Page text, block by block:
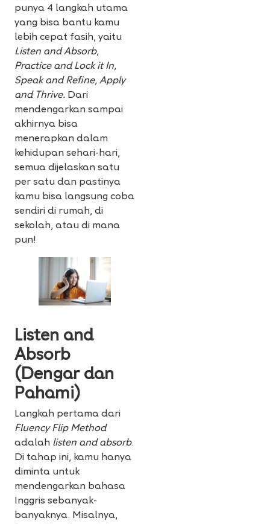
punya 4 langkah utama
yang bisa bantu kamu
lebih cepat fasih, yaitu
Listen and Absorb,
Practice and Lock it In,
Speak and Refine, Apply
and Thrive. Dari
mendengarkan sampai
akhirnya bisa
menerapkan dalam
kehidupan sehari-hari,
semua dijelaskan satu
per satu dan pastinya
kamu bisa langsung coba
sendiri di rumah, di
sekolah, atau di mana
pun!
Listen and
Absorb
(Dengar dan
Pahami)
Langkah pertama dari
Fluency Flip Method
adalah listen and absorb.
Di tahap ini, kamu hanya
diminta untuk
mendengarkan bahasa
Inggris sebanyak-
banyaknya. Misalnya,